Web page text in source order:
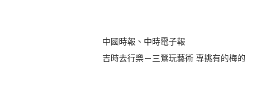
中國時報、中時電子報
吉時去行樂－三鶯玩藝術 專挑有的梅的